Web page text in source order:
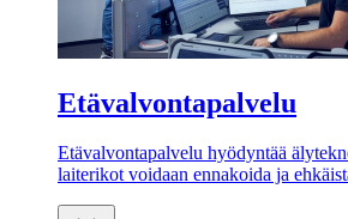
Etävalvontapalvelu
Etävalvontapalvelu hyödyntää
laiterikot voidaan ennakoida ja